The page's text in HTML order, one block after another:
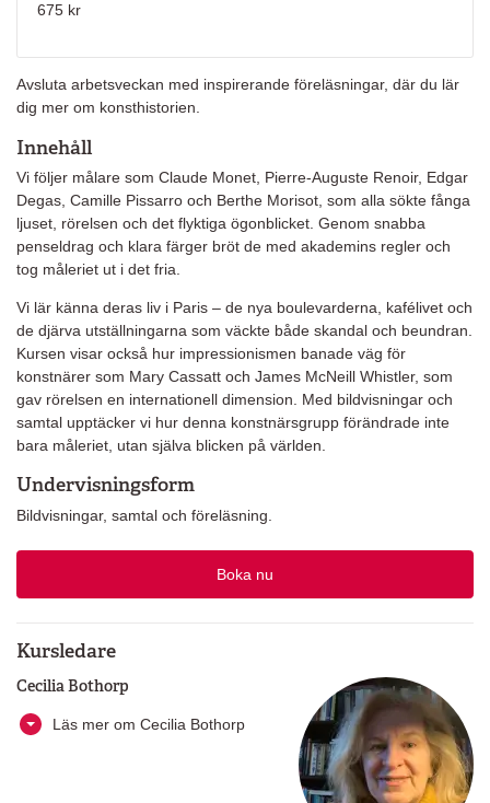
Avsluta arbetsveckan med inspirerande föreläsningar, där du lär
dig mer om konsthistorien.
Innehåll
Vi följer målare som Claude Monet, Pierre-Auguste Renoir, Edgar
Degas, Camille Pissarro och Berthe Morisot, som alla sökte fånga
ljuset, rörelsen och det flyktiga ögonblicket. Genom snabba
penseldrag och klara färger bröt de med akademins regler och
tog måleriet ut i det fria.
Vi lär känna deras liv i Paris – de nya boulevarderna, kafélivet och
de djärva utställningarna som väckte både skandal och beundran.
Kursen visar också hur impressionismen banade väg för
konstnärer som Mary Cassatt och James McNeill Whistler, som
gav rörelsen en internationell dimension. Med bildvisningar och
samtal upptäcker vi hur denna konstnärsgrupp förändrade inte
bara måleriet, utan själva blicken på världen.
Undervisningsform
Bildvisningar, samtal och föreläsning.
Boka nu
Kursledare
Cecilia Bothorp
Läs mer om Cecilia Bothorp
675 kr